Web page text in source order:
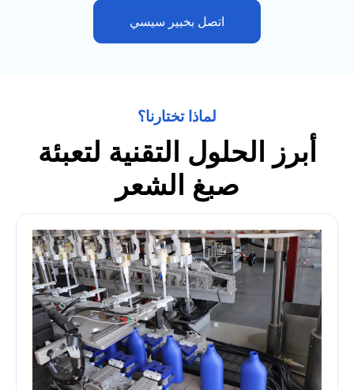
اتصل بخبير سيسي
لماذا تختارنا؟
أبرز الحلول التقنية لتعبئة
صبغ الشعر